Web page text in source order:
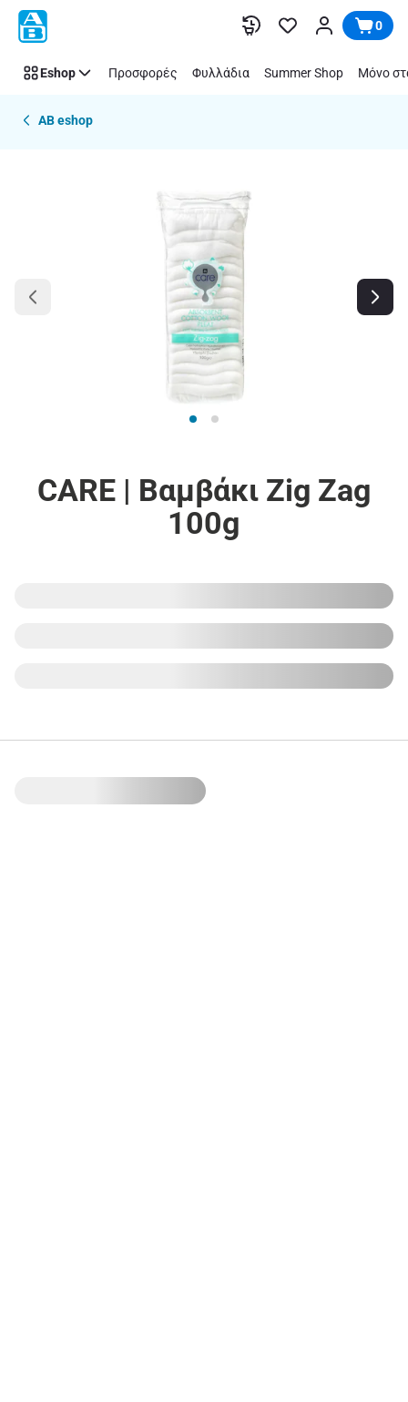
Παράλειψη 0
Eshop Προσφορές Φυλλάδια Summer Shop Μόνο
AB eshop
CARE | Βαμβάκι Zig Zag
100g